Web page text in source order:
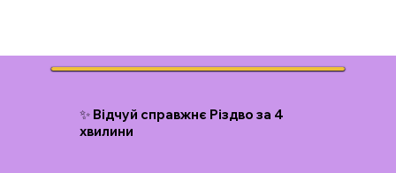
✨ Відчуй справжнє Різдво за 4
хвилини